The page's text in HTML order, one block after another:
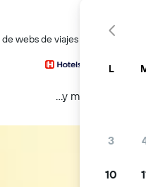
webs de viajes a la vez
...y más
L
3
10